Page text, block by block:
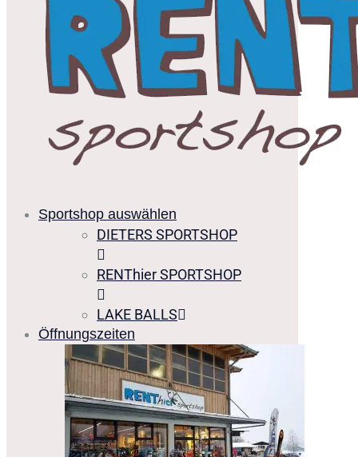
Sportshop auswählen
DIETERS SPORTSHOP
RENThier SPORTSHOP
LAKE BALLS
Öffnungszeiten